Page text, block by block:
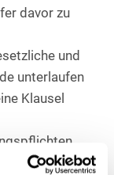
davor zu
und
unterlaufen
Klausel